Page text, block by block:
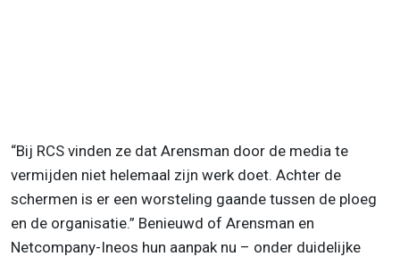
“Bij RCS vinden ze dat Arensman door de media te
vermijden niet helemaal zijn werk doet. Achter de
schermen is er een worsteling gaande tussen de ploeg
en de organisatie.” Benieuwd of Arensman en
Netcompany-Ineos hun aanpak nu – onder duidelijke